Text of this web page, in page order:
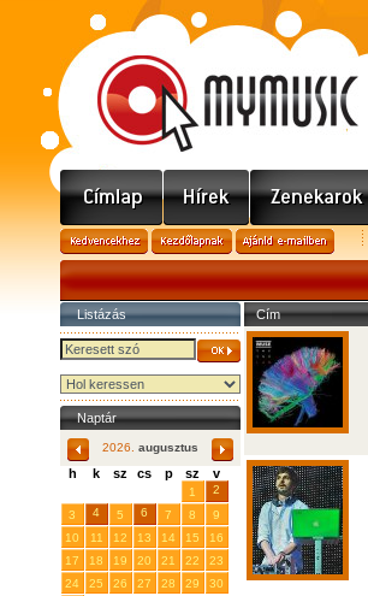
Listázás
Naptár
2026. augusztus
h k sz cs p sz v
1
2
3
4 5 6 7 8
9
10
11 12 13 14 15
16
17
18 19 20 21 22
23
24
25 26 27 28 29
30
Cím